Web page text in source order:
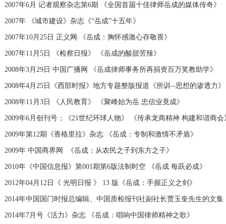
2007年6月 记者观察杂志第6期 《全国首届十佳律师岳成的媒体传奇》
2007年 《城市建设》杂志《“岳成”十五年》
2007年10月25日 正义网 《岳成：胸怀感激心存敬畏》
2007年11月5日 《检察日报》 《岳成的酸甜苦辣》
2008年3月29日 中国广播网 《岳成律师事务所再捐资百万奖教助学》
2008年4月25日《西部时报》地方专题整版报道《所训--思想的渗透力》
2008年11月3日 《人民教育》 《聚峰始为岳 忠信业竟成》
2009年6月创刊号；《21世纪环球人物》 《传承龙商精神 构建和谐商会
2009年第12期《香格里拉》杂志 《岳成：专制和激情不矛盾》
2009年 中国商界网 《岳成：从农民之子到东方之子》
2010年《中国信息报》第001期第6版法制时空 《岳成 每跃必成》
2012年04月12日《 光明日报 》 13 版《岳成：手握正义之剑》
2014年中国国门时报总编辑、中国质检报刊社副社长贾玉奎先生的文
2014年7月号《活力》杂志 《岳成：唱响中国律师精神之歌》